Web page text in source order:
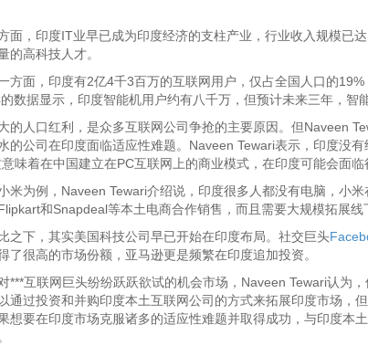
，印度IT业早已成为印度经济的支柱产业，行业收入规模已
的高科技人才。
面，印度有2亿4千3百万的互联网用户，仅占全国人口的19%
数据显示，印度智能机用户约有八千万，但预计未来三年，智
人口红利，是众多互联网公司争抢的主要原因。但Naveen
的公司在印度面临适应性难题。Naveen Tewari表示，印度没
意味着在中国建立在PC互联网上的商业模式，在印度可能会面临
为例，Naveen Tewari介绍说，印度很多人都没有电脑，小米
和Snapdeal等本土电商合作销售，而且需要大规模拓展线
下，其实美国科技公司早已开始在印度布局。社交巨头
了很高的市场份额，亚马逊更是频繁在印度追加投资。
互联网巨头纷纷跃跃欲试的机会市场，Naveen Tewari认为，
通过投资和并购印度本土互联网公司的方式来拓展印度市场，
想要在印度市场克服诸多的适应性难题并取得成功，与印度本